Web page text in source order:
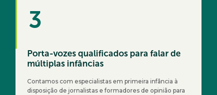
3
Porta-vozes qualificados para falar de
múltiplas infâncias
Contamos com especialistas em primeira infância à
disposição de jornalistas e formadores de opinião para